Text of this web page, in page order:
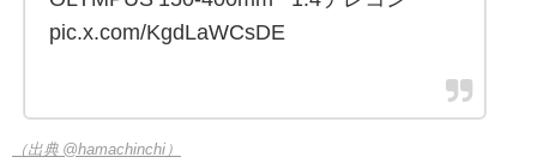
pic.x.com/KgdLaWCsDE
（出典 @hamachinchi）